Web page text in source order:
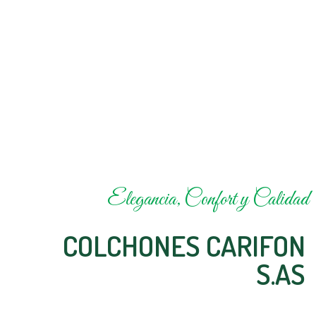
Elegancia, Confort y Calidad
COLCHONES CARIFON
S.AS